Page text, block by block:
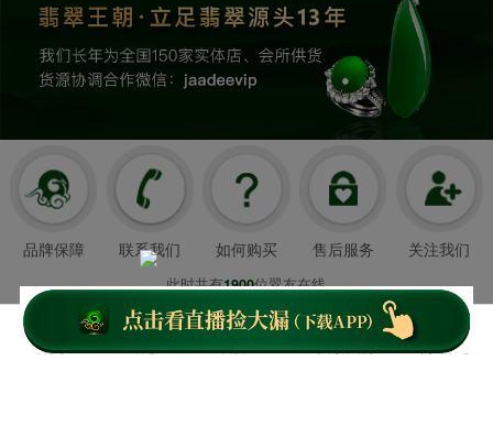
品牌保障 联系我们 如何购买 售后服务 关注我们
此时共有1900位翠友在线
翡翠王朝成立于2008年3月21日
我们以超值好珠宝和舒心服务造福顾客，
首页 客服 下载APP 关于我们 个人中心